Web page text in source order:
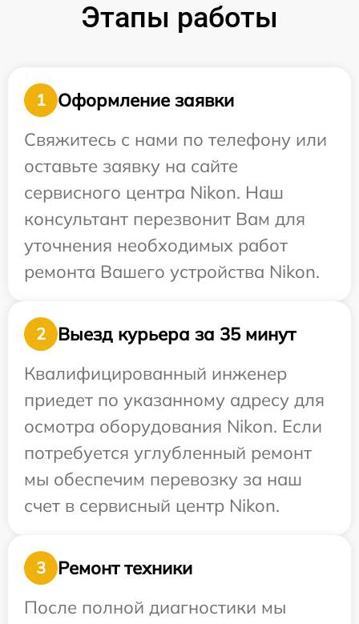
Этапы работы
1
Оформление заявки
Свяжитесь с нами по телефону или
оставьте заявку на сайте
сервисного центра Nikon. Наш
консультант перезвонит Вам для
уточнения необходимых работ
ремонта Вашего устройства Nikon.
2
Выезд курьера за 35 минут
Квалифицированный инженер
приедет по указанному адресу для
осмотра оборудования Nikon. Если
потребуется углубленный ремонт
мы обеспечим перевозку за наш
счет в сервисный центр Nikon.
3
Ремонт техники
После полной диагностики мы